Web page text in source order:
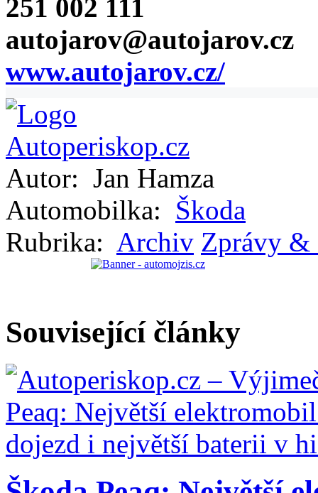
251 002 111
autojarov@autojarov.cz
www.autojarov.cz/
Autor: Jan Hamza
Automobilka: Škoda
Rubrika: Archiv Zprávy &
Související články